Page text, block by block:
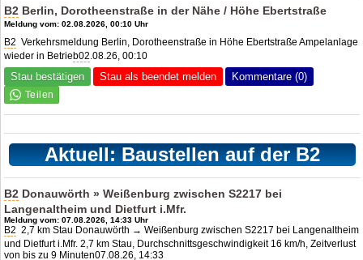
B2 Berlin, Dorotheenstraße in der Nähe / Höhe Ebertstraße
Meldung vom: 02.08.2026, 00:10 Uhr
B2 Verkehrsmeldung Berlin, Dorotheenstraße in Höhe Ebertstraße Ampelanlage
wieder in Betrieb02.08.26, 00:10
Stau bestätigen Stau als beendet melden Kommentare (0)
Aktuell: Baustellen auf der B2
B2 Donauwörth » Weißenburg zwischen S2217 bei
Langenaltheim und Dietfurt i.Mfr.
Meldung vom: 07.08.2026, 14:33 Uhr
B2 2,7 km Stau Donauwörth → Weißenburg zwischen S2217 bei Langenaltheim
und Dietfurt i.Mfr. 2,7 km Stau, Durchschnittsgeschwindigkeit 16 km/h, Zeitverlust
von bis zu 9 Minuten07.08.26, 14:33